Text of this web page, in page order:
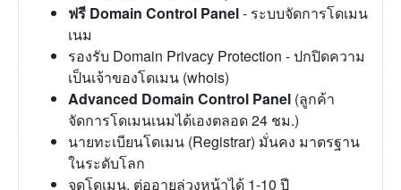
ฟรี Domain Control Panel- ระบบจัดการโดเมน
เนม
รองรับ Domain Privacy Protection - ปกปิดความ
เป็นเจ้าของโดเมน (whois)
Advanced Domain Control Panel (ลูกค้า
จัดการโดเมนเนมได้เองตลอด 24 ชม.)
นายทะเบียนโดเมน (Registrar) มั่นคง มาตรฐาน
ในระดับโลก
จดโดเมน, ต่ออายุล่วงหน้าได้ 1-10 ปี